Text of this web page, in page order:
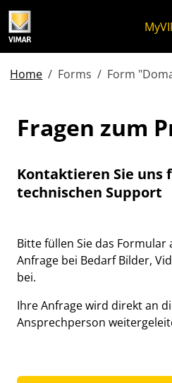
Home Forms Form
Fragen zum
Kontaktieren Sie uns
technischen Support
Bitte füllen Sie das Formular
Anfrage bei Bedarf Bilder,
bei.
Ihre Anfrage wird direkt an
Ansprechperson